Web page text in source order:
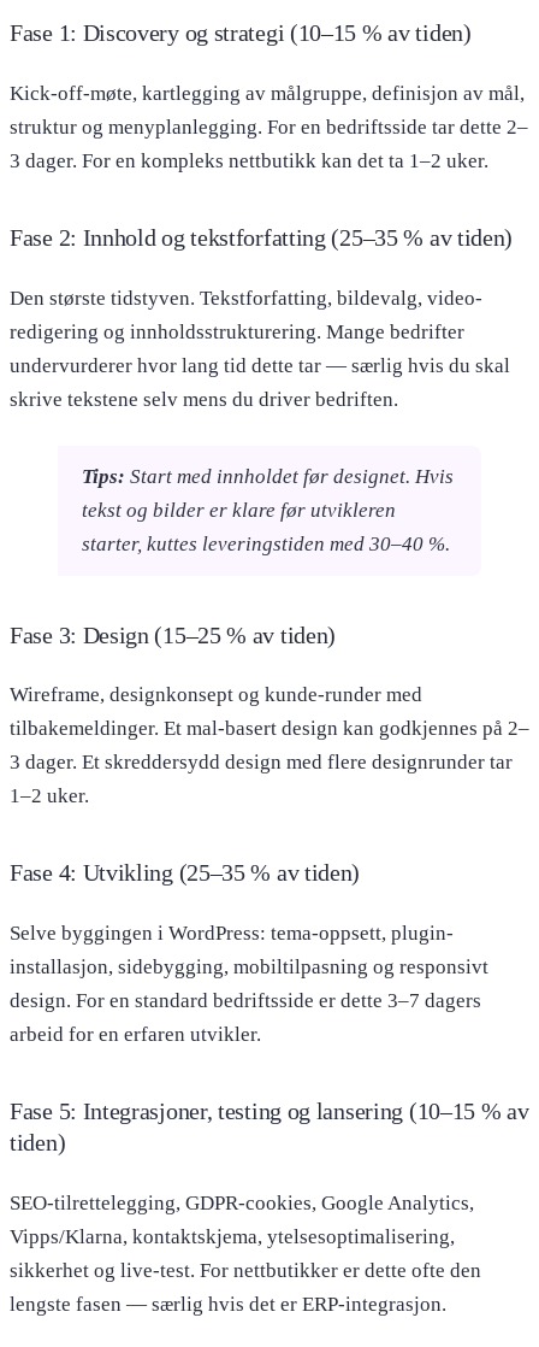
Fase 1: Discovery og strategi (10–15 % av tiden)
Kick-off-møte, kartlegging av målgruppe, definisjon av mål,
struktur og menyplanlegging. For en bedriftsside tar dette 2–
3 dager. For en kompleks nettbutikk kan det ta 1–2 uker.
Fase 2: Innhold og tekstforfatting (25–35 % av tiden)
Den største tidstyven. Tekstforfatting, bildevalg, video-
redigering og innholdsstrukturering. Mange bedrifter
undervurderer hvor lang tid dette tar — særlig hvis du skal
skrive tekstene selv mens du driver bedriften.
Tips: Start med innholdet før designet. Hvis
tekst og bilder er klare før utvikleren
starter, kuttes leveringstiden med 30–40 %.
Fase 3: Design (15–25 % av tiden)
Wireframe, designkonsept og kunde-runder med
tilbakemeldinger. Et mal-basert design kan godkjennes på 2–
3 dager. Et skreddersydd design med flere designrunder tar
1–2 uker.
Fase 4: Utvikling (25–35 % av tiden)
Selve byggingen i WordPress: tema-oppsett, plugin-
installasjon, sidebygging, mobiltilpasning og responsivt
design. For en standard bedriftsside er dette 3–7 dagers
arbeid for en erfaren utvikler.
Fase 5: Integrasjoner, testing og lansering (10–15 % av
tiden)
SEO-tilrettelegging, GDPR-cookies, Google Analytics,
Vipps/Klarna, kontaktskjema, ytelsesoptimalisering,
sikkerhet og live-test. For nettbutikker er dette ofte den
lengste fasen — særlig hvis det er ERP-integrasjon.